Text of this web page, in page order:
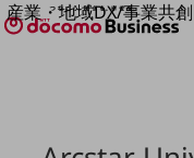
産業・地域DX/事業共創
OPEN HUB for Plural